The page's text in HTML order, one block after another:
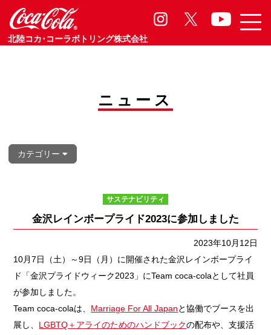
北陸コカ･コーラボトリング株式会社
サステナビリティ Sasutainability
ニュース
カテゴリー
サステナビリティ
金沢レインボープライド2023に参加しました
2023年10月12日
10月7日（土）～9日（月）に開催された金沢レインボープライ
ド「金沢プライドウィーク2023」にTeam coca-colaとして社員
が参加しました。
Team coca-colaは、 Marriage For All Japanと協働でブースを出
展し、 LGBTQ＋アライのためのハンドブックの配布や、支援活